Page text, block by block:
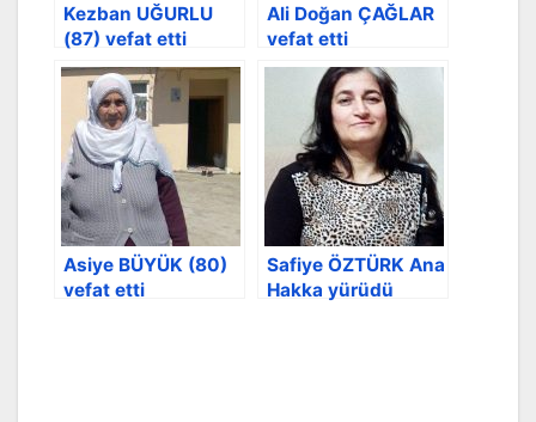
Kezban UĞURLU
(87) vefat etti
Ali Doğan ÇAĞLAR
vefat etti
Asiye BÜYÜK (80)
vefat etti
Safiye ÖZTÜRK Ana
Hakka yürüdü